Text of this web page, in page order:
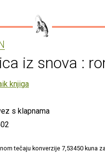
iz snova :
knjiga
s klapnama
tečaju konverzije 7,53450 kuna